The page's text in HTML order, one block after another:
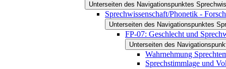
Unterseiten des Navigationspunktes
Sprechwissenschaft/Phonetik -
Unterseiten des Navigationspunktes
FP-07: Geschlecht und
Unterseiten des
Wahrnehmung
Sprechstimmlage und